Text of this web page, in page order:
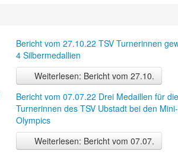
Bericht vom 27.10.22 TSV Turnerinnen
4 Silbermedallien
Weiterlesen: Bericht vom 27.10.
Bericht vom 07.07.22 Drei Medaillen für die
Turnerinnen des TSV Ubstadt bei den Mini-
Olympics
Weiterlesen: Bericht vom 07.07.